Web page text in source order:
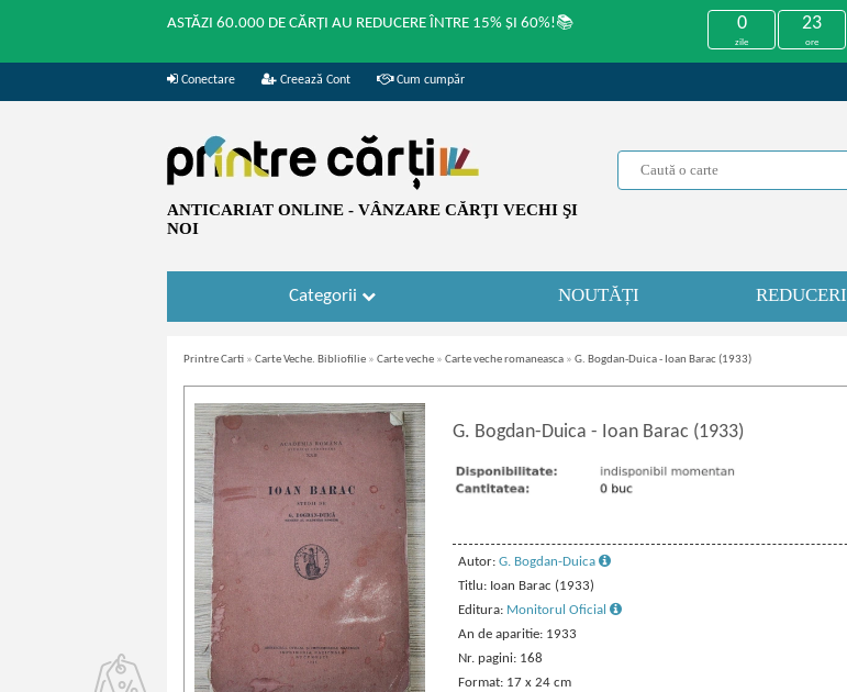
ASTĂZI 60.000 DE CĂRȚI AU REDUCERE ÎNTRE 15% ȘI 60%!📚 0
zile
23
ore
Conectare Creează Cont Cum cumpăr
ANTICARIAT ONLINE - VÂNZARE CĂRŢI VECHI ŞI
NOI
Categorii NOUTĂȚI REDUCERI
Printre Carti » Carte Veche. Bibliofilie » Carte veche » Carte veche romaneasca » G. Bogdan-Duica - Ioan Barac (1933)
G. Bogdan-Duica - Ioan Barac (1933)
Autor: G. Bogdan-Duica
Titlu: Ioan Barac (1933)
Editura: Monitorul Oficial
An de aparitie: 1933
Nr. pagini: 168
Format: 17 x 24 cm